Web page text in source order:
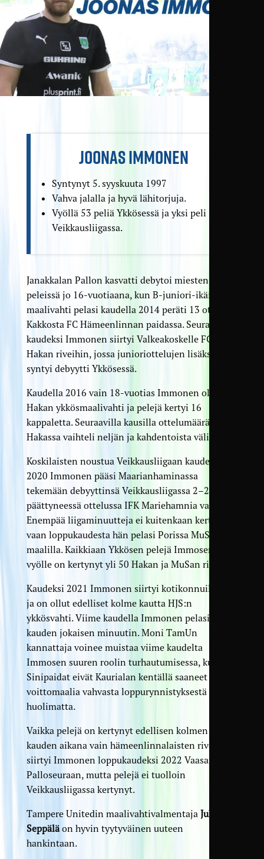
JOONAS IMMONEN
Syntynyt 5. syyskuuta 1997
Vahva jalalla ja hyvä lähitorjuja.
Vyöllä 53 peliä Ykkösessä ja yksi peli
Veikkausliigassa.
Janakkalan Pallon kasvatti debytoi miesten
peleissä jo 16-vuotiaana, kun B-juniori-ikäinen
maalivahti pelasi kaudella 2014 peräti 13 ottelua
Kakkosta FC Hämeenlinnan paidassa. Seuraavaksi
kaudeksi Immonen siirtyi Valkeakoskelle FC
Hakan riveihin, jossa junioriottelujen lisäksi
syntyi debyytti Ykkösessä.
Kaudella 2016 vain 18-vuotias Immonen oli jo
Hakan ykkösmaalivahti ja pelejä kertyi 16
kappaletta. Seuraavilla kausilla ottelumäärä
Hakassa vaihteli neljän ja kahdentoista välillä.
Koskilaisten noustua Veikkausliigaan kaudeksi
2020 Immonen pääsi Maarianhaminassa
tekemään debyyttinsä Veikkausliigassa 2–2
päättyneessä ottelussa IFK Mariehamnia vastaan.
Enempää liigaminuutteja ei kuitenkaan kertynyt,
vaan loppukaudesta hän pelasi Porissa MuSan
maalilla. Kaikkiaan Ykkösen pelejä Immosen
vyölle on kertynyt yli 50 Hakan ja MuSan riveistä.
Kaudeksi 2021 Immonen siirtyi kotikonnuilleen
ja on ollut edelliset kolme kautta HJS:n
ykkösvahti. Viime kaudella Immonen pelasi
kauden jokaisen minuutin. Moni TamUn
kannattaja voinee muistaa viime kaudelta
Immosen suuren roolin turhautumisessa, kun
Sinipaidat eivät Kaurialan kentällä saaneet
voittomaalia vahvasta loppurynnistyksestä
huolimatta.
Vaikka pelejä on kertynyt edellisen kolmen
kauden aikana vain hämeenlinnalaisten riveissä,
siirtyi Immonen loppukaudeksi 2022 Vaasan
Palloseuraan, mutta pelejä ei tuolloin
Veikkausliigassa kertynyt.
Tampere Unitedin maalivahtivalmentaja Juha
Seppäläon hyvin tyytyväinen uuteen
hankintaan.